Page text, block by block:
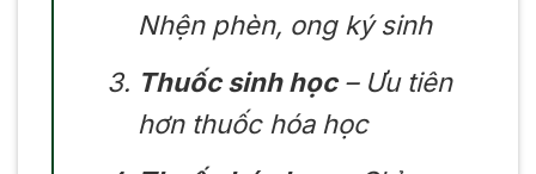
Nhện phèn, ong ký sinh
Thuốc sinh học– Ưu tiên
hơn thuốc hóa học